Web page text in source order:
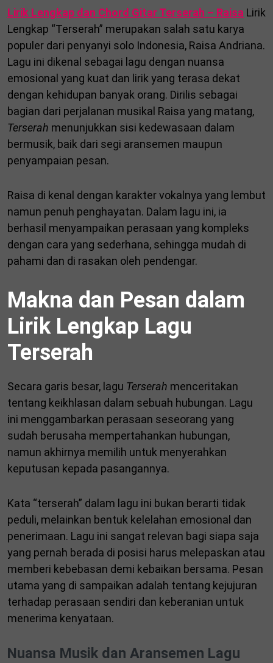
Lirik Lengkap dan Chord Gitar Terserah – Raisa Lirik
Lengkap “Terserah” merupakan salah satu karya
populer dari penyanyi solo Indonesia, Raisa Andriana.
Lagu ini dikenal sebagai lagu dengan nuansa
emosional yang kuat dan lirik yang terasa dekat
dengan kehidupan banyak orang. Dirilis sebagai
bagian dari perjalanan musikal Raisa yang matang,
Terserah menunjukkan sisi kedewasaan dalam
bermusik, baik dari segi aransemen maupun
penyampaian pesan.
Raisa di kenal dengan karakter vokalnya yang lembut
namun penuh penghayatan. Dalam lagu ini, ia
berhasil menyampaikan perasaan yang kompleks
dengan cara yang sederhana, sehingga mudah di
pahami dan di rasakan oleh pendengar.
Makna dan Pesan dalam
Lirik Lengkap Lagu
Terserah
Secara garis besar, lagu Terserah menceritakan
tentang keikhlasan dalam sebuah hubungan. Lagu
ini menggambarkan perasaan seseorang yang
sudah berusaha mempertahankan hubungan,
namun akhirnya memilih untuk menyerahkan
keputusan kepada pasangannya.
Kata “terserah” dalam lagu ini bukan berarti tidak
peduli, melainkan bentuk kelelahan emosional dan
penerimaan. Lagu ini sangat relevan bagi siapa saja
yang pernah berada di posisi harus melepaskan atau
memberi kebebasan demi kebaikan bersama. Pesan
utama yang di sampaikan adalah tentang kejujuran
terhadap perasaan sendiri dan keberanian untuk
menerima kenyataan.
Nuansa Musik dan Aransemen Lagu